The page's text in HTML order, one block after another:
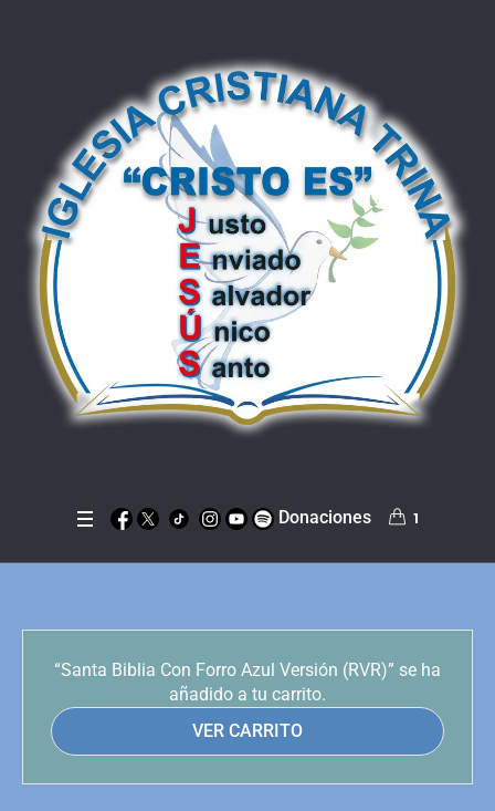
Donaciones 1
“Santa Biblia Con Forro Azul Versión (RVR)” se ha
añadido a tu carrito.
VER CARRITO